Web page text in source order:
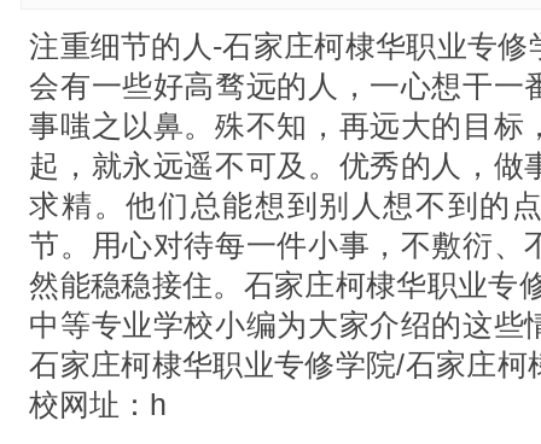
注重细节的人-石家庄柯棣华职业专
会有一些好高骛远的人，一心想干一
事嗤之以鼻。殊不知，再远大的目标
起，就永远遥不可及。优秀的人，做
求精。他们总能想到别人想不到的
节。用心对待每一件小事，不敷衍、
然能稳稳接住。石家庄柯棣华职业专
中等专业学校小编为大家介绍的这些
石家庄柯棣华职业专修学院/石家庄
校网址：h